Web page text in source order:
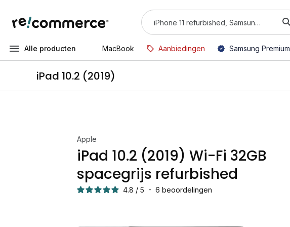
Alle producten MacBook Aanbiedingen Samsung Premium
iPad 10.2 (2019)
Apple
iPad 10.2 (2019) Wi-Fi 32GB
spacegrijs refurbished
4.8 / 5 - 6 beoordelingen